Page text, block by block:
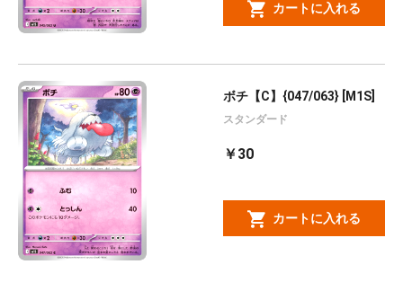
カートに入れる
ボチ【C】{047/063} [M1S]
スタンダード
￥30
カートに入れる